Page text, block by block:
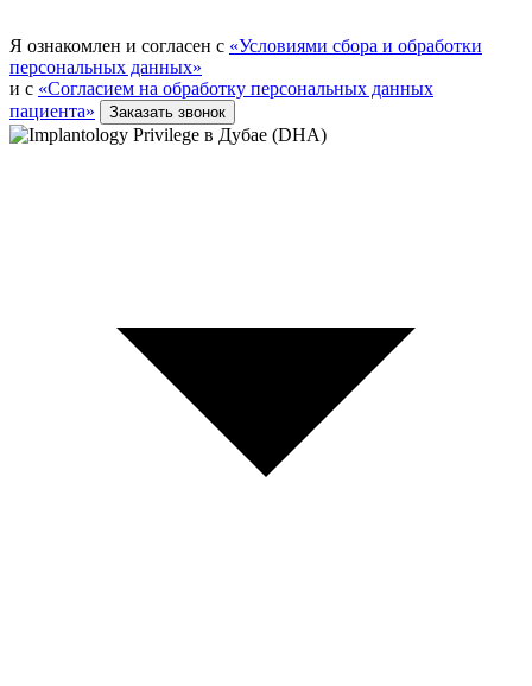
Я ознакомлен и согласен с «Условиями сбора и обработки
персональных данных»
и с «Согласием на обработку персональных данных
пациента»
Заказать звонок